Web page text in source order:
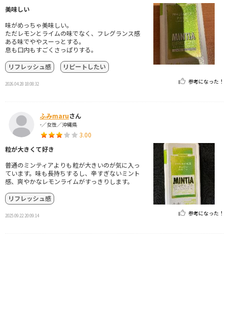
美味しい
味がめっちゃ美味しい。
ただレモンとライムの味でなく、フレグランス感
ある味でややスーっとする。
息も口内もすごくさっぱりする。
リフレッシュ感
リピートしたい
2026.04.28 18:08:32 参考になった！
ふみmaruさん
-／女性／沖縄県
3.00
粒が大きくて好き
普通のミンティアよりも粒が大きいのが気に入っ
ています。味も長持ちするし、辛すぎないミント
感、爽やかなレモンライムがすっきりします。
リフレッシュ感
2025.09.22 20:09:14 参考になった！